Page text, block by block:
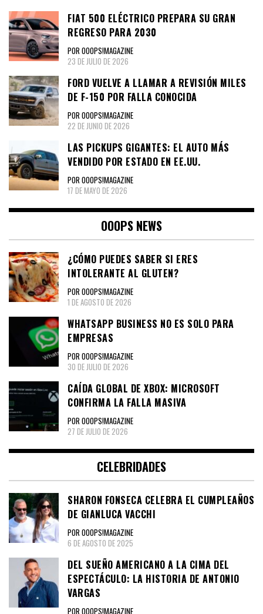
FIAT 500 ELÉCTRICO PREPARA SU GRAN
REGRESO PARA 2030
POR OOOPS!MAGAZINE
23 DE JULIO DE 2026
FORD VUELVE A LLAMAR A REVISIÓN MILES
DE F-150 POR FALLA CONOCIDA
POR OOOPS!MAGAZINE
22 DE JUNIO DE 2026
LAS PICKUPS GIGANTES: EL AUTO MÁS
VENDIDO POR ESTADO EN EE.UU.
POR OOOPS!MAGAZINE
17 DE MAYO DE 2026
OOOPS NEWS
¿CÓMO PUEDES SABER SI ERES
INTOLERANTE AL GLUTEN?
POR OOOPS!MAGAZINE
1 DE AGOSTO DE 2026
WHATSAPP BUSINESS NO ES SOLO PARA
EMPRESAS
POR OOOPS!MAGAZINE
30 DE JULIO DE 2026
CAÍDA GLOBAL DE XBOX: MICROSOFT
CONFIRMA LA FALLA MASIVA
POR OOOPS!MAGAZINE
27 DE JULIO DE 2026
CELEBRIDADES
SHARON FONSECA CELEBRA EL CUMPLEAÑOS
DE GIANLUCA VACCHI
POR OOOPS!MAGAZINE
6 DE AGOSTO DE 2025
DEL SUEÑO AMERICANO A LA CIMA DEL
ESPECTÁCULO: LA HISTORIA DE ANTONIO
VARGAS
POR OOOPS!MAGAZINE